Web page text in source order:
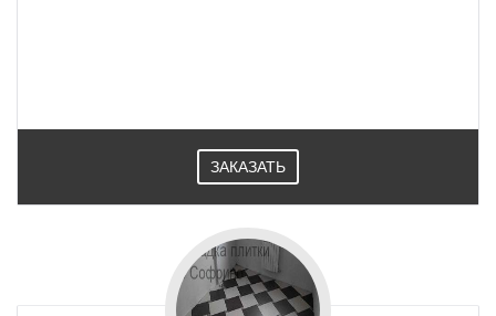
ЗАКАЗАТЬ